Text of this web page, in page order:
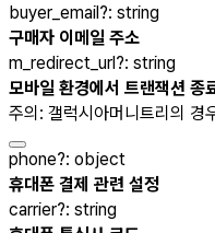
buyer_email ?: string
구매자 이메일 주소
m_redirect_url ?: string
모바일 환경에서 트랜잭션
주의: 갤럭시아머니트리의 경
phone?: object
휴대폰 결제 관련 설정
carrier?: string